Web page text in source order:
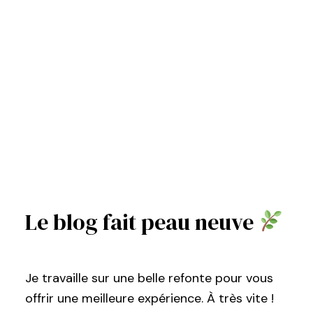
Le blog fait peau neuve
Je travaille sur une belle refonte pour vous
offrir une meilleure expérience. À très vite !